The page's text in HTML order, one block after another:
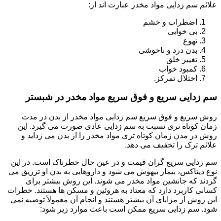
علائم سم زدایی مواد مخدر عبارت اند از:
اضطراب و خشم
بی خوابی
تهوع
بدن درد و ناخوشی
تغییر خلق
کمبود خواب
اختلال تمرکز.
سم زدایی سریع و فوق سریع مواد مخدر در شبستر
روش سریع و فوق سریع سم زدایی مواد مخدر از بدن در مدت
زمان کوتاه تری نسبت به سم زدایی عادی صورت می گیرد. این
روش در مدن زمان کوتاه تری مواد مخدر را از بدن می زداید و
علائم ترک را تخفیف می دهد.
سم زدایی سریع گران قیمت و در عین حال خطرناک است. در این
نوع دیتاکس، بیمار بیهوش می شود و داروهایی به بدن او تزریق می
گردند که جانشین مواد مخدر می شوند. این روش بیشتر برای
کسانی کاربرد دارد که معتاد به هروئین و مسکن ها هستند. خطرات
این روش از مزایای آن بیشتر هستند و انجام آن معمولاً توصیه نمی
شود. سم زدایی سریع ممکن است باعث موارد زیر شود: